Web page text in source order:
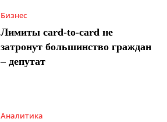
Бизнес
Лимиты card-to-card не
затронут большинство граждан
– депутат
Аналитика